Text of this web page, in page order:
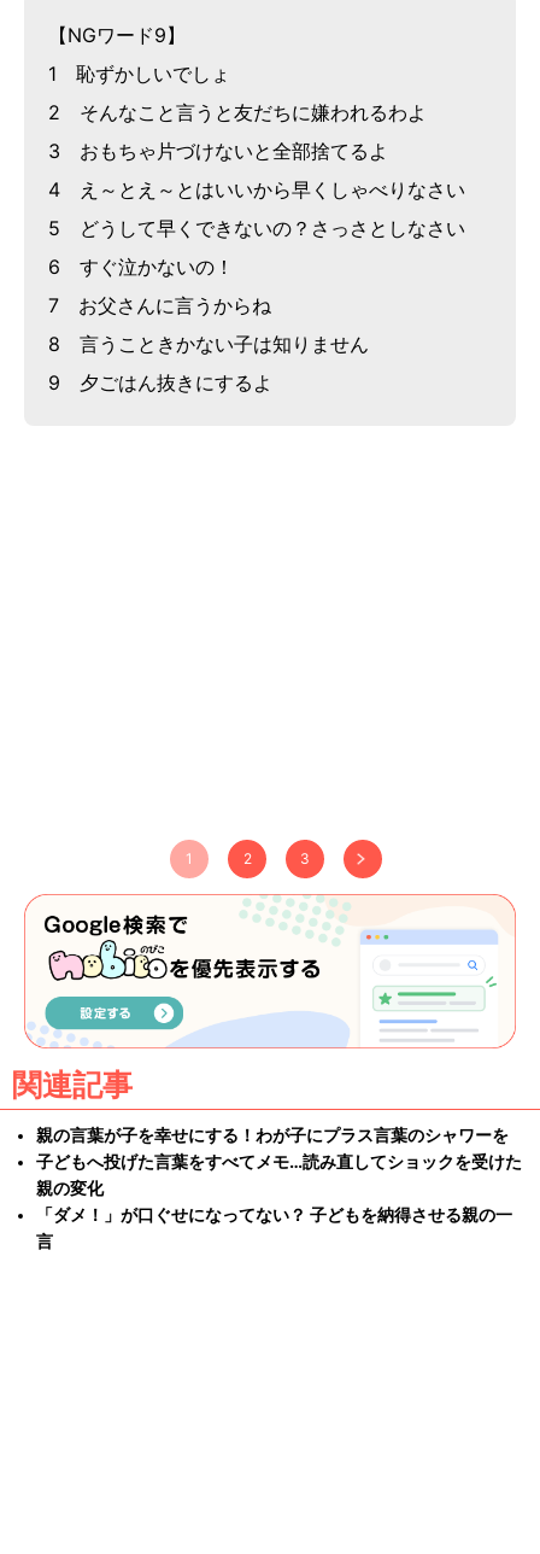
【NGワード9】
1 恥ずかしいでしょ
2 そんなこと言うと友だちに嫌われるわよ
3 おもちゃ片づけないと全部捨てるよ
4 え～とえ～とはいいから早くしゃべりなさい
5 どうして早くできないの？さっさとしなさい
6 すぐ泣かないの！
7 お父さんに言うからね
8 言うこときかない子は知りません
9 夕ごはん抜きにするよ
1 2 3
関連記事
親の言葉が子を幸せにする！わが子にプラス言葉のシャワーを
子どもへ投げた言葉をすべてメモ…読み直してショックを受けた
親の変化
「ダメ！」が口ぐせになってない？ 子どもを納得させる親の一
言